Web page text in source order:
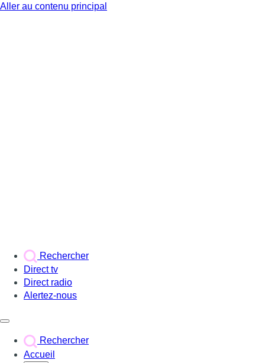
Aller au contenu principal
Rechercher
Direct tv
Direct radio
Alertez-nous
Rechercher
Accueil